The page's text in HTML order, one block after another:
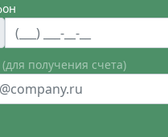
(для получения счета)